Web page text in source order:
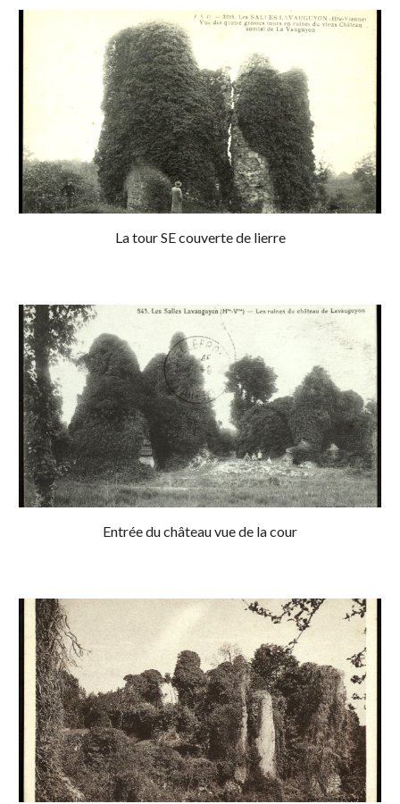
La tour SE couverte de lierre
Entrée du château vue de la cour